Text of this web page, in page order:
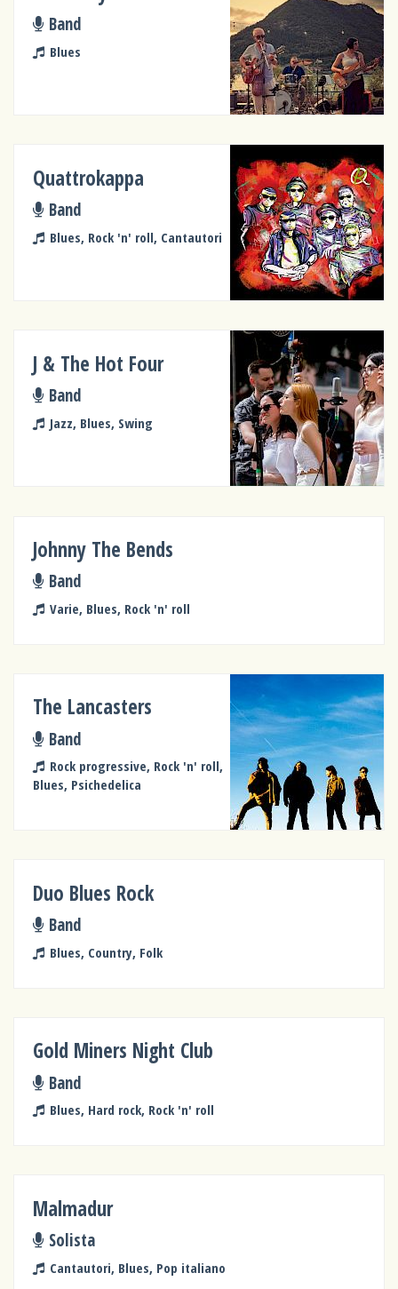
Band
Blues
Quattrokappa
Band
Blues, Rock 'n' roll, Cantautori
J & The Hot Four
Band
Jazz, Blues, Swing
Johnny The Bends
Band
Varie, Blues, Rock 'n' roll
The Lancasters
Band
Rock progressive, Rock 'n' roll,
Blues, Psichedelica
Duo Blues Rock
Band
Blues, Country, Folk
Gold Miners Night Club
Band
Blues, Hard rock, Rock 'n' roll
Malmadur
Solista
Cantautori, Blues, Pop italiano